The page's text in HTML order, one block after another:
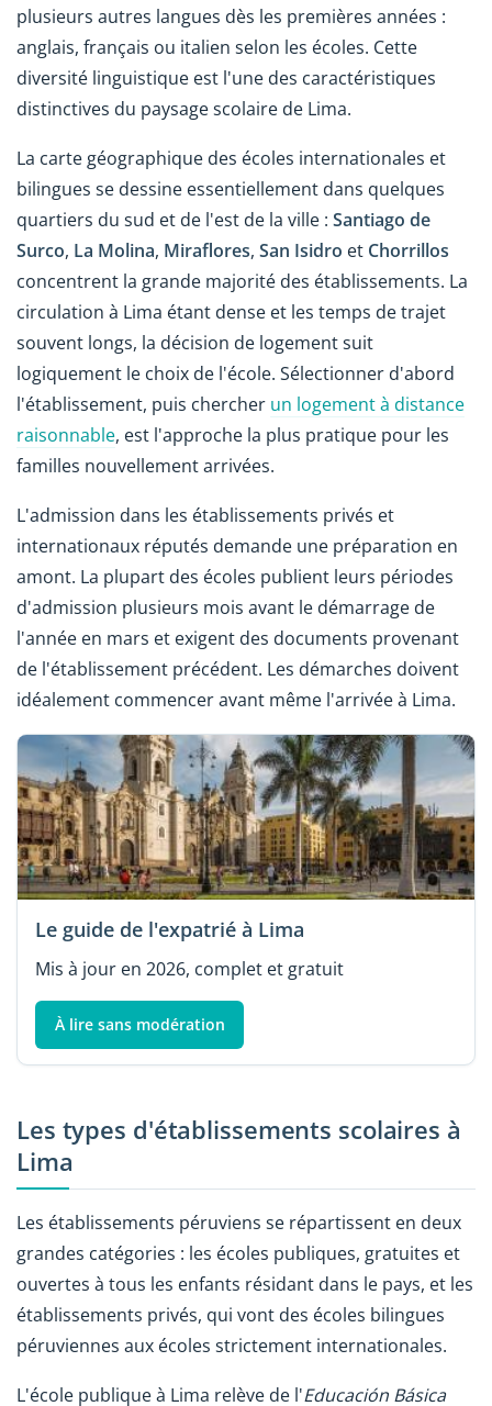
plusieurs autres langues dès les premières années :
anglais, français ou italien selon les écoles. Cette
diversité linguistique est l'une des caractéristiques
distinctives du paysage scolaire de Lima.
La carte géographique des écoles internationales et
bilingues se dessine essentiellement dans quelques
quartiers du sud et de l'est de la ville : Santiago de
Surco, La Molina, Miraflores, San Isidro et Chorrillos
concentrent la grande majorité des établissements. La
circulation à Lima étant dense et les temps de trajet
souvent longs, la décision de logement suit
logiquement le choix de l'école. Sélectionner d'abord
l'établissement, puis chercher un logement à distance
raisonnable, est l'approche la plus pratique pour les
familles nouvellement arrivées.
L'admission dans les établissements privés et
internationaux réputés demande une préparation en
amont. La plupart des écoles publient leurs périodes
d'admission plusieurs mois avant le démarrage de
l'année en mars et exigent des documents provenant
de l'établissement précédent. Les démarches doivent
idéalement commencer avant même l'arrivée à Lima.
Le guide de l'expatrié à Lima
Mis à jour en 2026, complet et gratuit
À lire sans modération
Les types d'établissements scolaires à
Lima
Les établissements péruviens se répartissent en deux
grandes catégories : les écoles publiques, gratuites et
ouvertes à tous les enfants résidant dans le pays, et les
établissements privés, qui vont des écoles bilingues
péruviennes aux écoles strictement internationales.
L'école publique à Lima relève de l'Educación Básica